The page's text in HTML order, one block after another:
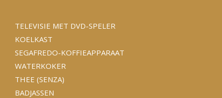
TELEVISIE MET DVD-SPELER
KOELKAST
SEGAFREDO-KOFFIEAPPARAAT
WATERKOKER
THEE (SENZA)
BADJASSEN